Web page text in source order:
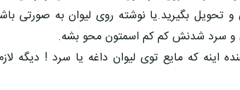
تحویل بگیرید.یا نوشته روی لیوان به صورتی
و سرد شدنش کم کم اسمتون محو بشه.
اینه که مایع توی لیوان داغه یا سرد ! دیگه